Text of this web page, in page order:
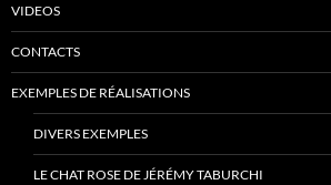
VIDEOS
CONTACTS
EXEMPLES DE RÉALISATIONS
DIVERS EXEMPLES
LE CHAT ROSE DE JÉRÉMY TABURCHI